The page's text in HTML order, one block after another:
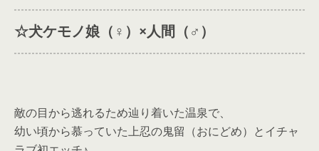
☆犬ケモノ娘（♀️）×人間（♂）
敵の目から逃れるため辿り着いた温泉で、
幼い頃から慕っていた上忍の鬼留（おにどめ）とイチャ